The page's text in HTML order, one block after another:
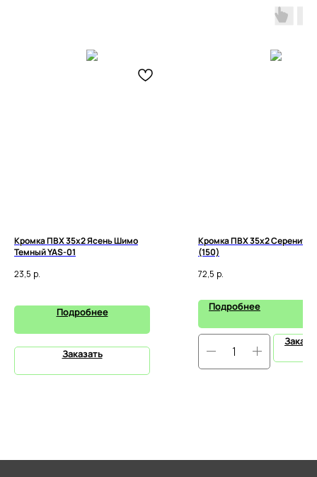
Кромка ПВХ 35х2 Ясень Шимо
Темный YAS-01
23,5 р.
Подробнее
Заказать
Кромка ПВХ 35х2 Серенити
(150)
72,5 р.
Подробнее